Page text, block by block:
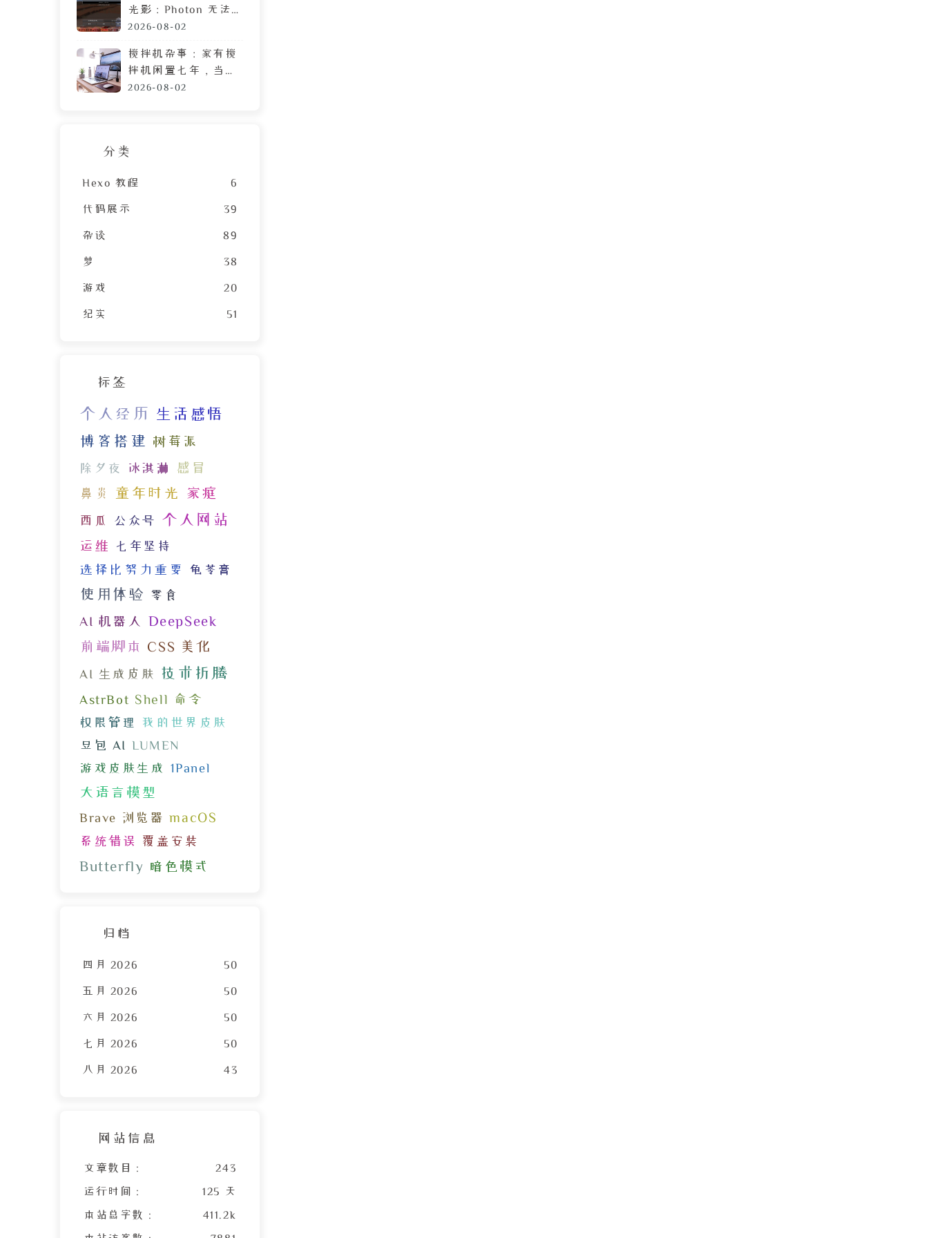
光影：Photon 无法
运行？可能需要这篇
2026-08-02
搅拌机杂事：家有搅
拌机闲置七年，当心
霉菌毒素混进包子馅
2026-08-02
分类
Hexo 教程 6
代码展示 39
杂谈 89
梦 38
游戏 20
纪实 51
标签
个人经历 生活感悟
博客搭建 树莓派
除夕夜 冰淇淋 感冒
鼻炎 童年时光 家庭
西瓜 公众号 个人网站
运维 七年坚持
选择比努力重要 龟苓膏
使用体验 零食
AI 机器人
DeepSeek
前端脚本
CSS 美化
AI 生成皮肤 技术折腾
AstrBot Shell 命令
权限管理
我的世界皮肤
豆包 AI
LUMEN
游戏皮肤生成
1Panel
大语言模型
Brave 浏览器 macOS
系统错误 覆盖安装
Butterfly 暗色模式
归档
四月 2026 50
五月 2026 50
六月 2026 50
七月 2026 50
八月 2026 43
网站信息
文章数目 : 243
运行时间 : 125 天
本站总字数 : 411.2k